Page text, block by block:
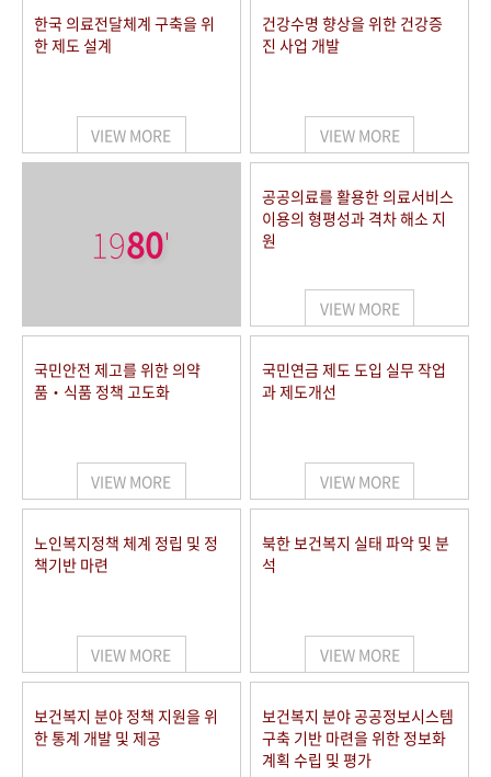
한국 의료전달체계 구축을 위
한 제도 설계
VIEW MORE
건강수명 향상을 위한 건강증
진 사업 개발
VIEW MORE
1980'
공공의료를 활용한 의료서비스
이용의 형평성과 격차 해소 지
원
VIEW MORE
국민안전 제고를 위한 의약
품‧식품 정책 고도화
VIEW MORE
국민연금 제도 도입 실무 작업
과 제도개선
VIEW MORE
노인복지정책 체계 정립 및 정
책기반 마련
VIEW MORE
북한 보건복지 실태 파악 및 분
석
VIEW MORE
보건복지 분야 정책 지원을 위
한 통계 개발 및 제공
보건복지 분야 공공정보시스템
구축 기반 마련을 위한 정보화
계획 수립 및 평가